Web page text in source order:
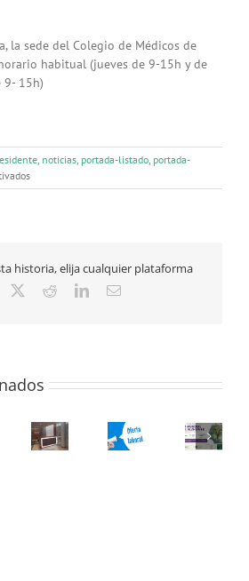
la sede del Colegio de Médicos de
habitual (jueves de 9-15h y de
9- 15h)
, noticias, portada-listado, portada-
en
Jueves
delegación
del
por
historia, elija cualquier plataforma
Facebook RedditLinkedInCorreo